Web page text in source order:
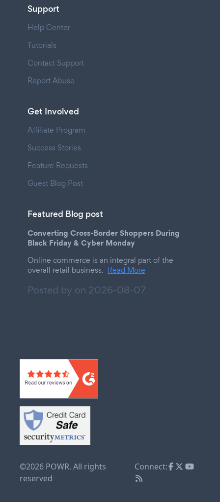
Support
Help Center
Tutorials
Contact Support
Report Abuse
Get Involved
Affiliate Program
Success Stories
Feature Requests
Guest Blog Post
Featured Blog post
Converting Cross-Border Shoppers During
Black Friday & Cyber Monday
Online commerce is an integral part of the
overall retail business. Read More
Posted by on 2026-08-07
©2026 POWR. All rights
reserved
Connect: